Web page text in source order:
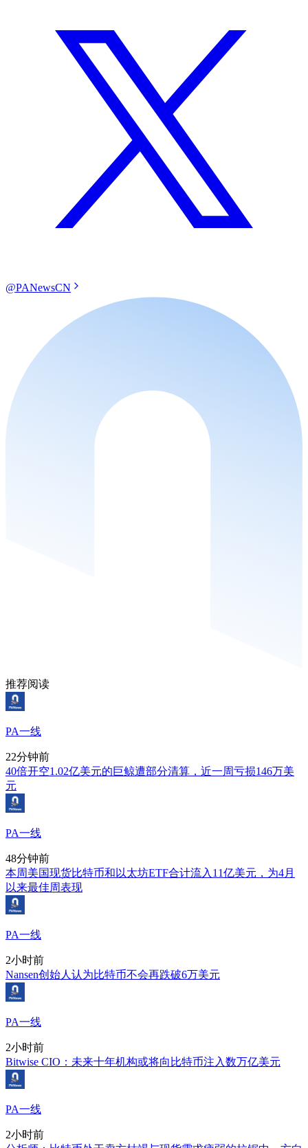
@PANewsCN
推荐阅读
PA一线
22分钟前
40倍开空1.02亿美元的巨鲸遭部分清算，近一周亏损146万美
元
PA一线
48分钟前
本周美国现货比特币和以太坊ETF合计流入11亿美元，为4月
以来最佳周表现
PA一线
2小时前
Nansen创始人认为比特币不会再跌破6万美元
PA一线
2小时前
Bitwise CIO：未来十年机构或将向比特币注入数万亿美元
PA一线
2小时前